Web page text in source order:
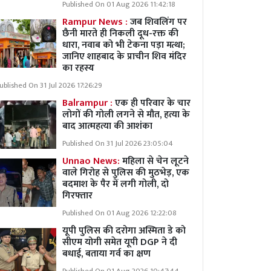
Published On 01 Aug 2026 11:42:18
Rampur News :जब शिवलिंग पर
छैनी मारते ही निकली दूध-रक्त की
धारा, नवाब को भी टेकना पड़ा मत्था;
जानिए शाहबाद के प्राचीन शिव मंदिर
का रहस्य
On 31 Jul 2026 17:26:29
Balrampur :एक ही परिवार के चार
लोगों की गोली लगने से मौत, हत्या के
बाद आत्महत्या की आशंका
Published On 31 Jul 2026 23:05:04
Unnao News:महिला से चेन लूटने
वाले गिरोह से पुलिस की मुठभेड़, एक
बदमाश के पैर में लगी गोली, दो
गिरफ्तार
Published On 01 Aug 2026 12:22:08
यूपी पुलिस की दरोगा अस्मिता डे को
सीएम योगी समेत यूपी DGP ने दी
बधाई, बताया गर्व का क्षण